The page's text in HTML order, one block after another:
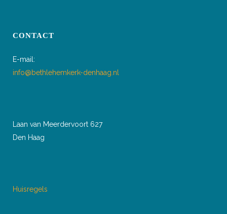
CONTACT
E-mail:
info@bethlehemkerk-denhaag.nl
Laan van Meerdervoort 627
Den Haag
Huisregels